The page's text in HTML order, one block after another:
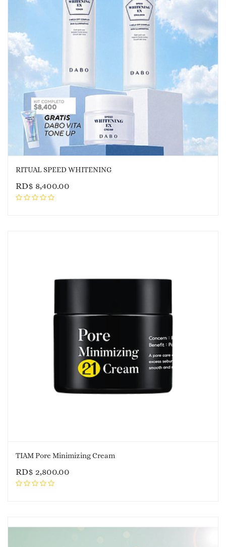
RITUAL SPEED WHITENING
RD$ 8,400.00
TIAM Pore Minimizing Cream
RD$ 2,800.00